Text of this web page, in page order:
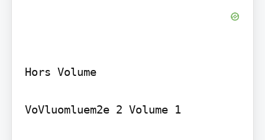
Hors Volume
VoVluomluem2e 2 Volume 1